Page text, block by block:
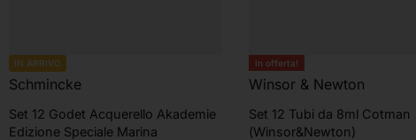
IN ARRIVO
Schmincke
Set 12 Godet Acquerello Akademie
Edizione Speciale Marina
In offerta!
Winsor & Newton
Set 12 Tubi da 8ml Cotman
(Winsor&Newton)